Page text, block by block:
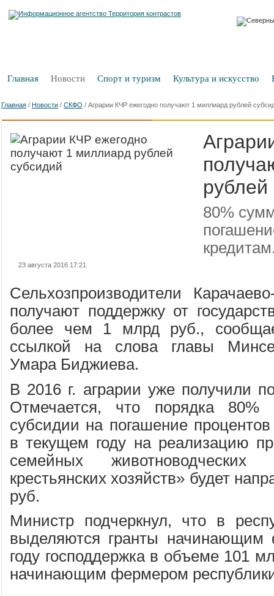
Главная Новости Спорт и туризм Культура и искусство
Главная / Новости / СКФО / Аграрии КЧР ежегодно получают 1 миллиард рублей
рублей
80%
23 августа 2016 17:21
Сельхозпроизводители
получают поддержку от
более чем 1 млрд руб.,
ссылкой на слова главы
Умара Биджиева.
В 2016 г. аграрии уже получили
Отмечается, что порядка 80%
субсидии на погашение
в текущем году на реализацию
семейных
крестьянских хозяйств» будет
руб.
Министр подчеркнул, что в
выделяются гранты
году господдержка в объеме 101
начинающим фермером